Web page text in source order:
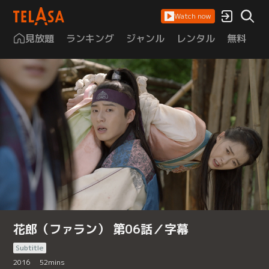
Watch now
見放題 ランキング ジャンル レンタル 無料
花郎（ファラン） 第06話／字幕
Subtitle
2016
52mins